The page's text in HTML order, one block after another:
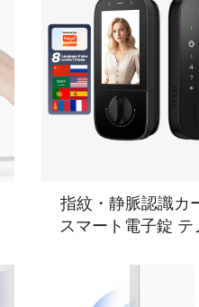
指紋・静脈認識カ
スマート電子錠 テ